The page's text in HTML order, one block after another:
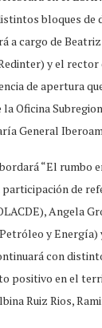
bloques de
a cargo de
y el rector
de apertura
Oficina
General
“El rumbo
de
Angela
y Energía)
con
positivo en el
Ruiz Rios,